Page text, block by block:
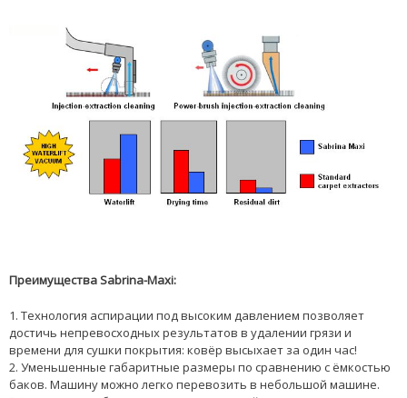
Преимущества Sabrina-Maxi:
1. Технология аспирации под высоким давлением позволяет
достичь непревосходных результатов в удалении грязи и
времени для сушки покрытия: ковёр высыхает за один час!
2. Уменьшенные габаритные размеры пo сравнению с ёмкостью
баков. Машину можно легко перевозить в небольшой машине.